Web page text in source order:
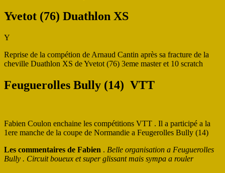
Yvetot (76) Duathlon XS
Y
Reprise de la compétion de Arnaud Cantin après sa fracture de la
cheville Duathlon XS de Yvetot (76) 3eme master et 10 scratch
Feuguerolles Bully (14) VTT
Fabien Coulon enchaine les compétitions VTT . Il a participé a la
1ere manche de la coupe de Normandie a Feugerolles Bully (14)
Les commentaires de Fabien . Belle organisation a Feuguerolles
Bully . Circuit boueux et super glissant mais sympa a rouler